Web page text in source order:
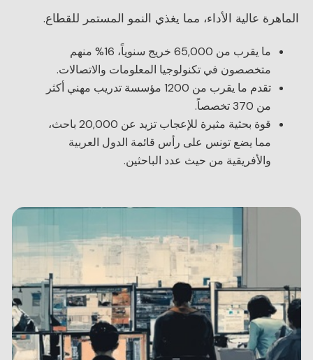
الماهرة عالية الأداء، مما يغذي النمو المستمر للقطاع.
ما يقرب من 65,000 خريج سنوياً، 16% منهم
متخصصون في تكنولوجيا المعلومات والاتصالات.
تقدم ما يقرب من 1200 مؤسسة تدريب مهني أكثر
من 370 تخصصاً.
قوة بحثية مثيرة للإعجاب تزيد عن 20,000 باحث،
مما يضع تونس على رأس قائمة الدول العربية
والأفريقية من حيث عدد الباحثين.